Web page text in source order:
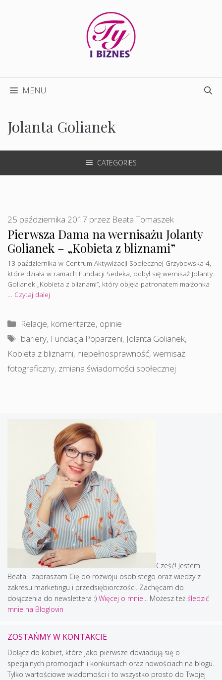
MENU
Jolanta Golianek
CATEGORIES
Pierwsza Dama na wernisażu Jolanty
Golianek – „Kobieta z bliznami”
25 października 2017 przez Beata Tomaszek
13 października w Centrum Aktywizacji Społecznej Grzybowska 4,
które działa w ramach Fundacji Sedeka, odbył się wernisaż Jolanty
Golianek „Kobieta z bliznami”, który objęła patronatem małżonka
… Czytaj dalej
Kategorie
Relacje, komentarze, opinie
Tagi
bariery, Fundacja Poparzeni, Jolanta Golianek,
Kobieta z bliznami, niepełnosprawność, wernisaż
fotograficzny, zmiana świadomości społecznej
Cześć! Jestem
Beata i zapraszam Cię do rozwoju osobistego oraz wiedzy z
zakresu marketingu i przedsiębiorczości. Zachęcam do
dołączenia do newslettera :) Więcej o mnie... Możesz też śledzić
mnie na Bloglovin
ZOSTAŃMY W KONTAKCIE
Dołącz do kobiet, które jako pierwsze dowiadują się o
specjalnych promocjach i konkursach oraz nowościach na blogu.
Tylko wartościowe wiadomości i to wszystko prosto do Twojej